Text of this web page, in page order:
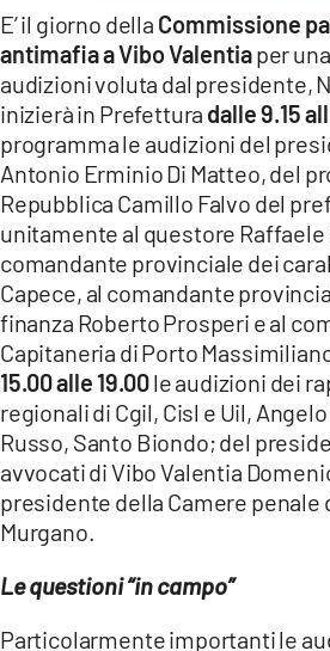
LACITYMAG.IT
ILREGGINO.IT
COSENZACHANNEL.IT
ILVIBONESE.IT
CATANZAROCHANNEL.IT
LACAPITALENEWS.IT
App
ANDROID
APPLE
E’ il giorno della Commissione
antimafia a Vibo Valentiaper
audizioni voluta dal presidente,
inizierà in Prefettura dalle 9.15
programma le audizioni del
Antonio Erminio Di Matteo, del
Repubblica Camillo Falvo del
unitamente al questore Raffaele
comandante provinciale dei
Capece, al comandante
finanza Roberto Prosperi e al
Capitaneria di Porto
15.00 alle 19.00le audizioni dei
regionali di Cgil, Cisl e Uil,
Russo, Santo Biondo; del
avvocati di Vibo Valentia
presidente della Camere penale
Murgano.
Le questioni “in campo”
Particolarmente importanti le